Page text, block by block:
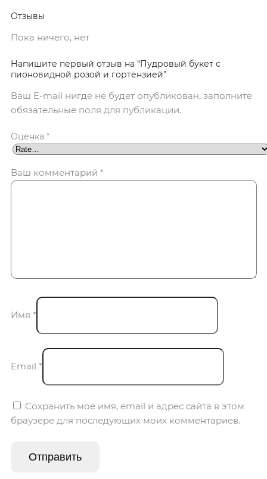
Отзывы
Пока ничего, нет
Напишите первый отзыв на “Пудровый букет с
пионовидной розой и гортензией”
Ваш E-mail нигде не будет опубликован, заполните
обязательные поля для публикации.
Оценка *
Ваш комментарий *
Имя *
Email *
Сохранить моё имя, email и адрес сайта в этом
браузере для последующих моих комментариев.